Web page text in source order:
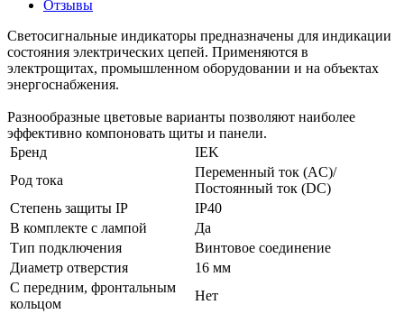
Отзывы
Светосигнальные индикаторы предназначены для индикации
состояния электрических цепей. Применяются в
электрощитах, промышленном оборудовании и на объектах
энергоснабжения.
Разнообразные цветовые варианты позволяют наиболее
эффективно компоновать щиты и панели.
Бренд
IEK
Род тока
Переменный ток (AC)/
Постоянный ток (DC)
Степень защиты IP
IP40
В комплекте с лампой
Да
Тип подключения
Винтовое соединение
Диаметр отверстия
16 мм
С передним, фронтальным
кольцом
Нет